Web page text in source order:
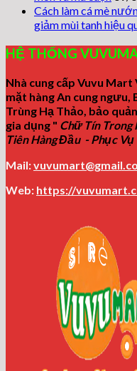
Cách làm cá mè
giảm mùi tanh hiệu
HỆ THỐNG
Nhà cung cấp Vuvu
mặt hàng An cung ngưu,
Trùng Hạ Thảo, bảo
gia dụng " Chữ Tín Trong
Tiên Hàng Đầu - Phục Vụ
Mail:
Web: https://